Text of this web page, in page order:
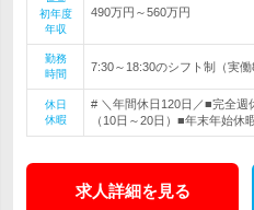
初年度
年収
490万円～560万円
勤務
時間
7:30～18:30のシフト制（実
休日
休暇
# ＼年間休日120日／■完全週
（10日～20日）■年末年始休
求人詳細を見る